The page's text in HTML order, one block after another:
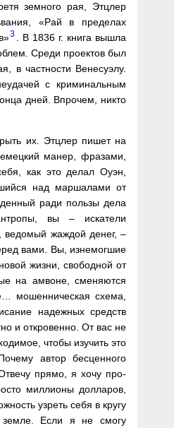
земного рая, Этцлер
«Рай в пределах
3
. В 1836 г. книга вышла
Среди проектов был
в частности Венесуэлу.
с криминальным
дней. Впрочем, никто
их. Этцлер пишет на
манер, фразами,
как это делал Оуэн,
над маршалами от
ради пользы дела
вы – искатели
ведомый жаждой денег, –
вами. Вы, изнемогшие
жизни, свободной от
на амвоне, сменяются
мошенническая схема,
надежных средств
и откровенно. От вас не
чтобы изучить это
автор бесценного
прямо, я хочу про-
миллионы долларов,
узреть себя в кругу
земле. Если я не смогу